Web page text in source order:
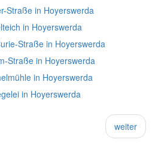
Straße in Hoyerswerda
in Hoyerswerda
Straße in Hoyerswerda
Straße in Hoyerswerda
in Hoyerswerda
in Hoyerswerda
weiter